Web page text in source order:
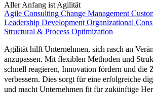
Aller Anfang ist Agilität
Agile Consulting Change Management
Leadership Development Organizational
Structural & Process Optimization
Agilität hilft Unternehmen, sich rasch an
anzupassen. Mit flexiblen Methoden und
schnell reagieren, Innovation fördern und die
verbessern. Dies sorgt für eine erfolgreiche
und macht Unternehmen fit für zukünftige